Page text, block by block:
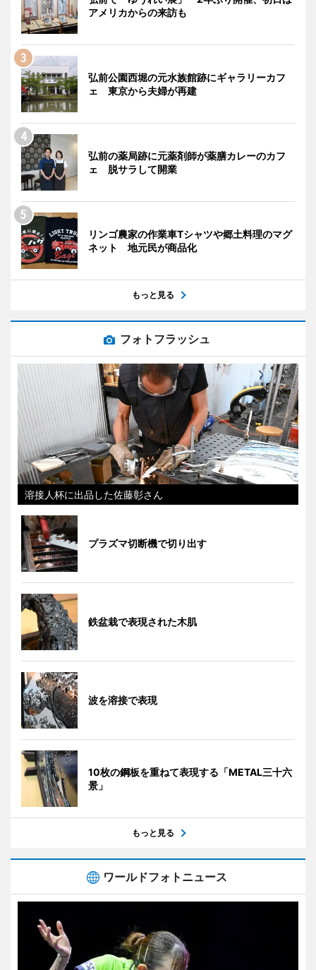
アメリカからの来訪も
弘前公園西堀の元水族館跡にギャラリーカフ
ェ 東京から夫婦が再建
弘前の薬局跡に元薬剤師が薬膳カレーのカフ
ェ 脱サラして開業
リンゴ農家の作業車Tシャツや郷土料理のマグ
ネット 地元民が商品化
もっと見る
フォトフラッシュ
溶接人杯に出品した佐藤彰さん
プラズマ切断機で切り出す
鉄盆栽で表現された木肌
波を溶接で表現
10枚の鋼板を重ねて表現する「METAL三十六
景」
もっと見る
ワールドフォトニュース